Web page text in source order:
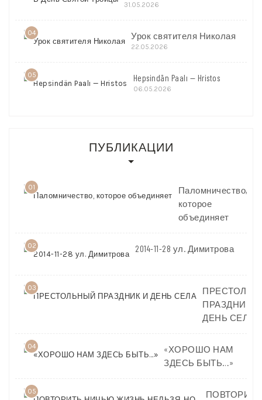
31.05.2026
04 Урок святителя Николая
22.05.2026
05 Hepsindän Paalı — Hristos
06.05.2026
ПУБЛИКАЦИИ
01
Паломничество,
которое
объединяет
02 2014-11-28 ул. Димитрова
03
ПРАЗДНИК И
ДЕНЬ СЕЛА
04
«ХОРОШО НАМ
ЗДЕСЬ БЫТЬ…»
05
ПОВТОРИТЬ